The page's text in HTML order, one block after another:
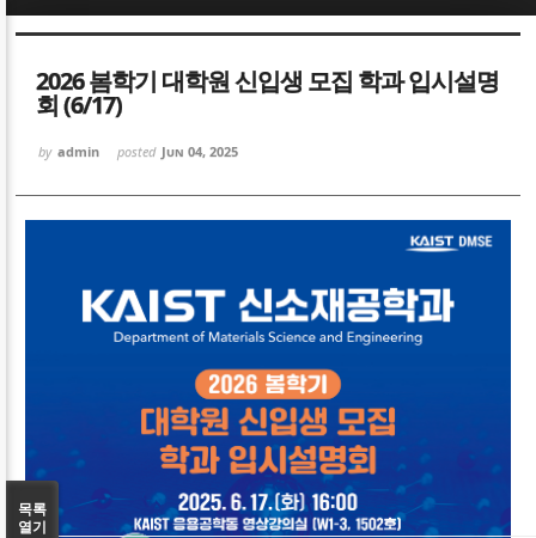
2026 봄학기 대학원 신입생 모집 학과 입시설명
회 (6/17)
by admin posted Jun 04, 2025
목록
열기
Sketchbook5, 스케치북5
Sketchbook5, 스케치북5
Sketchbook5, 스케치북5
Sketchbook5, 스케치북5